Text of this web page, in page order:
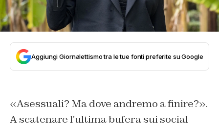
Aggiungi Giornalettismo tra le tue fonti preferite su Google
«Asessuali? Ma dove andremo a finire?».
A scatenare l’ultima bufera sui social